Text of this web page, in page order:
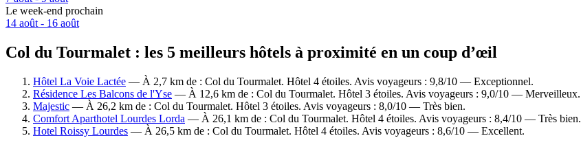
Le week-end prochain
14 août - 16 août
Col du Tourmalet : les 5 meilleurs hôtels à proximité en un coup d’œil
Hôtel La Voie Lactée — À 2,7 km de : Col du Tourmalet. Hôtel 4 étoiles. Avis voyageurs : 9,8/10 — Exceptionnel.
Résidence Les Balcons de l'Yse — À 12,6 km de : Col du Tourmalet. Hôtel 3 étoiles. Avis voyageurs : 9,0/10 — Merveilleux.
Majestic — À 26,2 km de : Col du Tourmalet. Hôtel 3 étoiles. Avis voyageurs : 8,0/10 — Très bien.
Comfort Aparthotel Lourdes Lorda — À 26,1 km de : Col du Tourmalet. Hôtel 4 étoiles. Avis voyageurs : 8,4/10 — Très bien.
Hotel Roissy Lourdes — À 26,5 km de : Col du Tourmalet. Hôtel 4 étoiles. Avis voyageurs : 8,6/10 — Excellent.